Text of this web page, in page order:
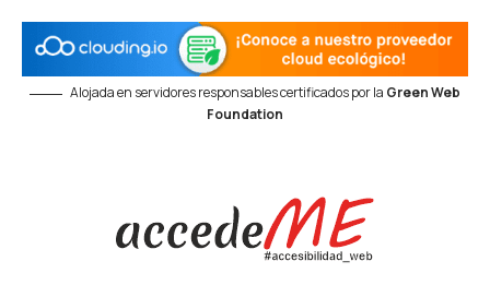
Alojada en servidores responsables certificados por la Green Web
Foundation